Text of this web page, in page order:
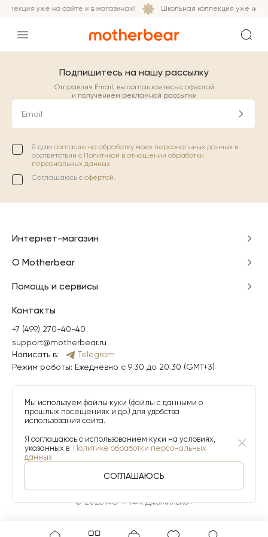
уже на сайте и в магазинах! Школьная коллекция уже на
Подпишитесь на нашу рассылку
Отправляя Email, вы соглашаетесь с офертой
и получением рекламной рассылки
Email
Я даю согласие на обработку моих персональных данных в
соответствии с Политикой в отношении обработки
персональных данных.
Соглашаюсь с офертой.
Интернет-магазин
О Motherbear
Помощь и сервисы
Контакты
+7 (499) 270-40-40
support@motherbear.ru
Написать в:
Telegram
Режим работы: Ежедневно с 9:30 до 20.30 (GMT+3)
© 2026 АО «МФК ДжамильКо»
Мы используем файлы куки (файлы с данными о
прошлых посещениях и др.) для удобства
использования сайта.
Я соглашаюсь с использованием куки на условиях,
указанных в Политике обработки персональных
данных
СОГЛАШАЮСЬ